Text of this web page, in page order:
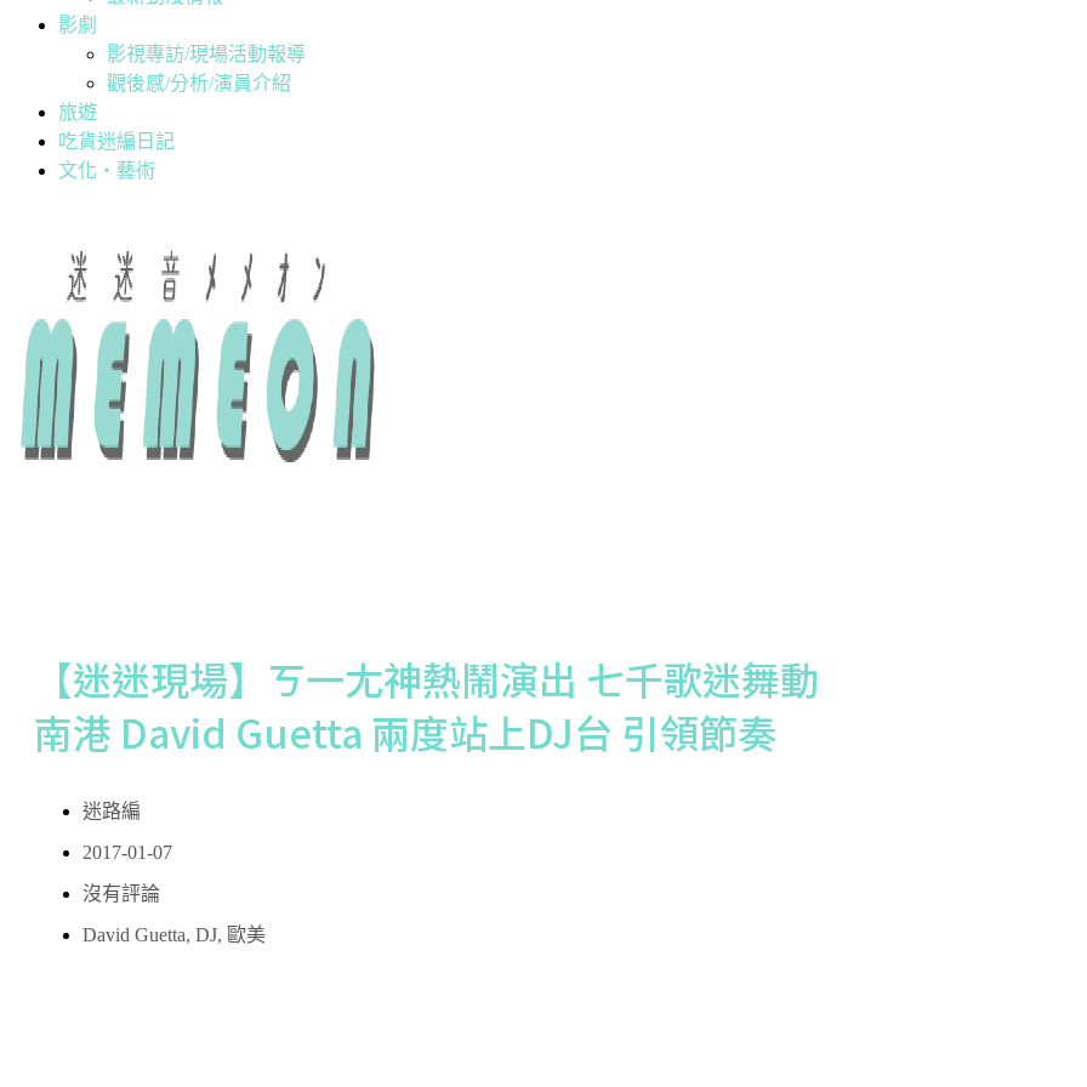
影劇
影視專訪/現場活動報導
觀後感/分析/演員介紹
旅遊
吃貨迷編日記
文化・藝術
【迷迷現場】ㄎ一尢神熱鬧演出 七千歌迷舞動
南港 David Guetta 兩度站上DJ台 引領節奏
迷路編
2017-01-07
沒有評論
David Guetta, DJ, 歐美